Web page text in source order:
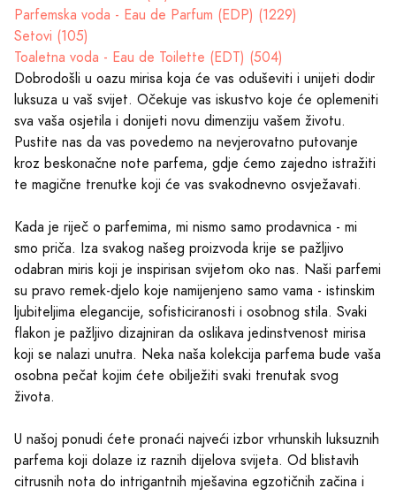
Parfemska voda - Eau de Parfum (EDP) (1229)
Setovi (105)
Toaletna voda - Eau de Toilette (EDT) (504)
Dobrodošli u oazu mirisa koja će vas oduševiti i unijeti dodir
luksuza u vaš svijet. Očekuje vas iskustvo koje će oplemeniti
sva vaša osjetila i donijeti novu dimenziju vašem životu.
Pustite nas da vas povedemo na nevjerovatno putovanje
kroz beskonačne note parfema, gdje ćemo zajedno istražiti
te magične trenutke koji će vas svakodnevno osvježavati.
Kada je riječ o parfemima, mi nismo samo prodavnica - mi
smo priča. Iza svakog našeg proizvoda krije se pažljivo
odabran miris koji je inspirisan svijetom oko nas. Naši parfemi
su pravo remek-djelo koje namijenjeno samo vama - istinskim
ljubiteljima elegancije, sofisticiranosti i osobnog stila. Svaki
flakon je pažljivo dizajniran da oslikava jedinstvenost mirisa
koji se nalazi unutra. Neka naša kolekcija parfema bude vaša
osobna pečat kojim ćete obilježiti svaki trenutak svog
života.
U našoj ponudi ćete pronaći najveći izbor vrhunskih luksuznih
parfema koji dolaze iz raznih dijelova svijeta. Od blistavih
citrusnih nota do intrigantnih mješavina egzotičnih začina i